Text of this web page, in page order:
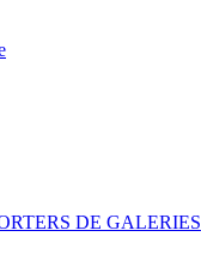
DE GALERIES